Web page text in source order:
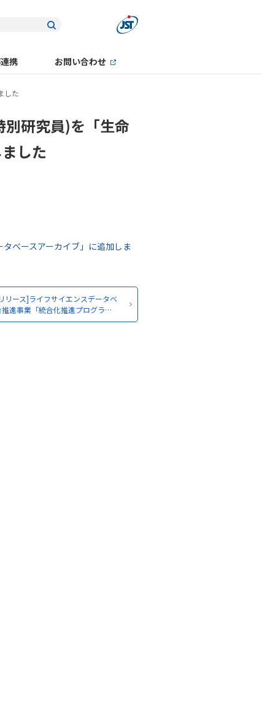
携 お問い合わせ
した
研究員)を「生命
した
ベースアーカイブ」に追加しま
リース]ライフサイエンスデータベ
推進事業「統合化推進プログラ…